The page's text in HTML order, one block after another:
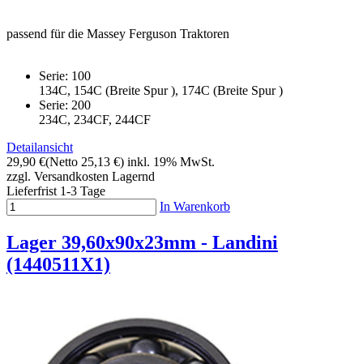
passend für die Massey Ferguson Traktoren
Serie: 100
134C, 154C (Breite Spur ), 174C (Breite Spur )
Serie: 200
234C, 234CF, 244CF
Detailansicht
29,90 €(Netto 25,13 €) inkl. 19% MwSt.
zzgl. Versandkosten Lagernd
Lieferfrist 1-3 Tage
In Warenkorb
Lager 39,60x90x23mm - Landini
(1440511X1)